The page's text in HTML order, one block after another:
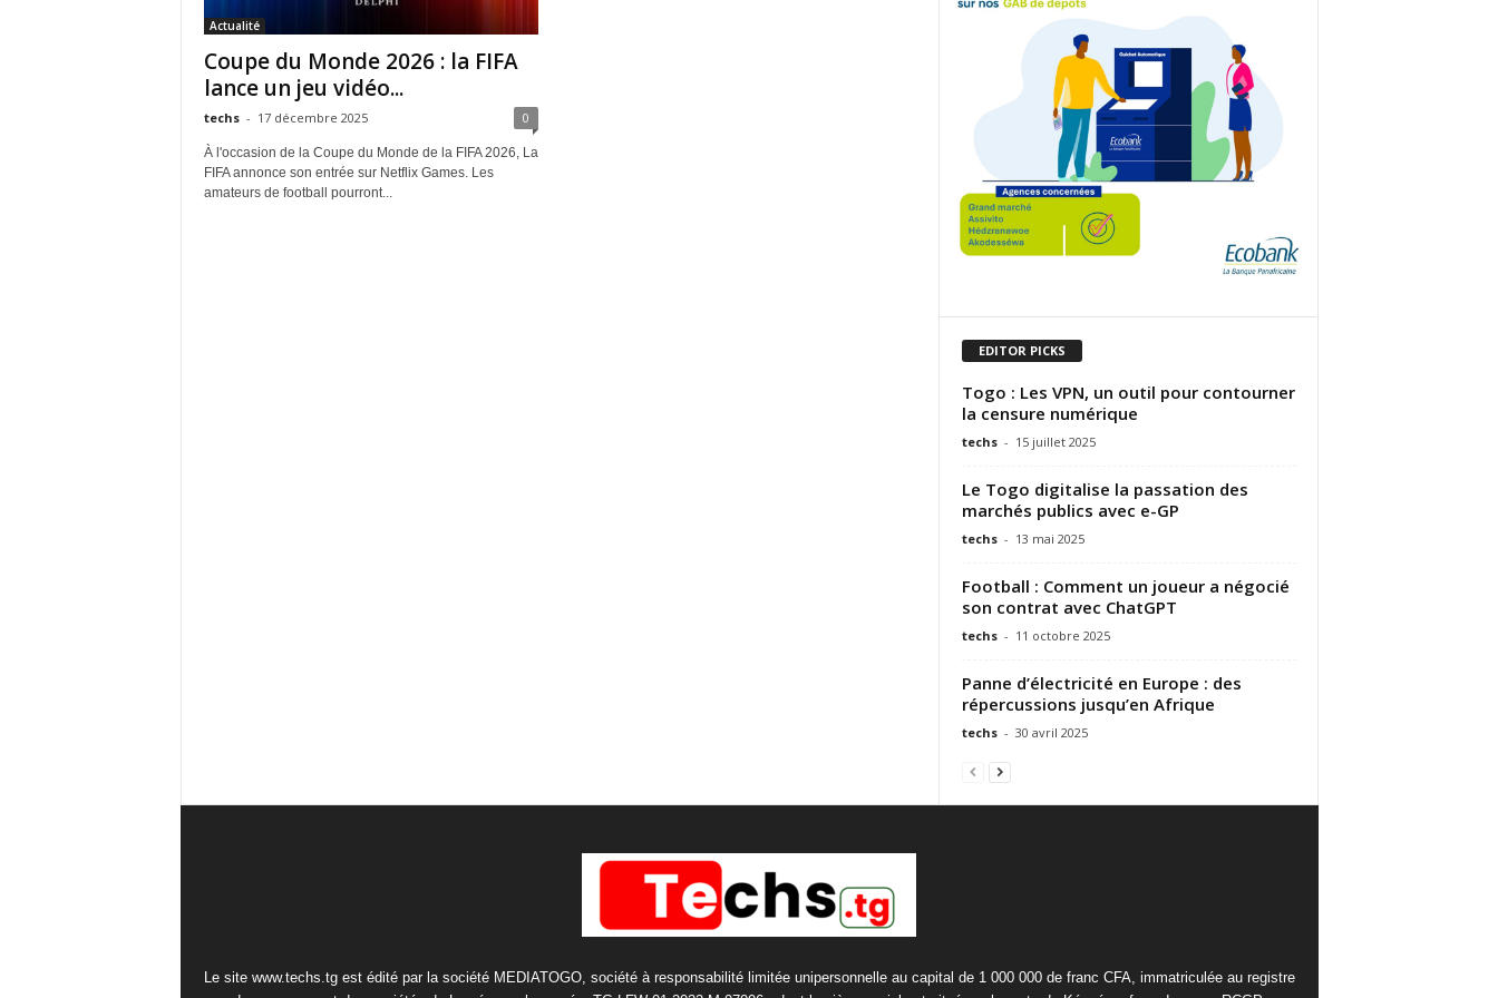
Actualité
Coupe du Monde 2026 : la FIFA
lance un jeu vidéo...
techs - 17 décembre 2025 0
À l'occasion de la Coupe du Monde de la FIFA 2026, La
FIFA annonce son entrée sur Netflix Games. Les
amateurs de football pourront...
EDITOR PICKS
Togo : Les VPN, un outil pour contourner
la censure numérique
techs - 15 juillet 2025
Le Togo digitalise la passation des
marchés publics avec e-GP
techs - 13 mai 2025
Football : Comment un joueur a négocié
son contrat avec ChatGPT
techs - 11 octobre 2025
Panne d’électricité en Europe : des
répercussions jusqu’en Afrique
techs - 30 avril 2025
Le site www.techs.tg est édité par la société MEDIATOGO, société à responsabilité limitée unipersonnelle au capital de 1 000 000 de franc CFA, immatriculée au registre